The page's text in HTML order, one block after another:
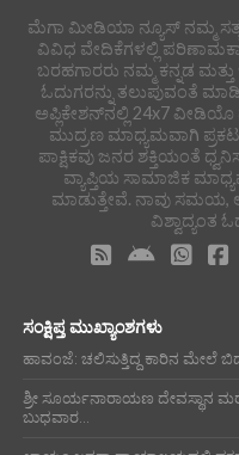
ಮೆಗಾ ಮೀಡಿಯಾ ನ್ಯೂಸ್ ನಮ್ಮ
ವಿವಿಧ ವೇದಿಕೆಗಳಲ್ಲಿ
ಬರಹಗಾರರು ನಮ್ಮ ಕನ್ನಡ ಮತ್ತು
ಓದುಗರನ್ನು ತಲುಪುವಂತೆ
ಅಪ್ಲಿಕೇಶನ್‌ನಲ್ಲಿ 24x7 ವೀಡಿಯೊ
ಮುದ್ರಣ ಮಾಧ್ಯಮವಾಗಿ
ಪಾಕ್ಷಿಕವು ಜನರ ಶಕ್ತಿಯಂತೆ
ವ್ಯಾಪ್ತಿಯ ಸಾಮಾಜಿಕ
ಮಾಡುತ್ತೇವೆ. ನಾವು ಸಮಯ,
ವಿಶ್ವಾದ್ಯಂತ
ಸಂಕ್ಷಿಪ್ತ ಮುಖ್ಯಾಂಶಗಳು
ಹಾವಂಜೆ: ಚಲಿಸುತ್ತಿದ್ದ ಕಾರಿನ ಮೇಲೆ
ಶ್ರೀ ಸೂರ್ಯನಾರಾಯಣ ದೇವಸ್ಥಾನ
ಬುಧವಾರ...